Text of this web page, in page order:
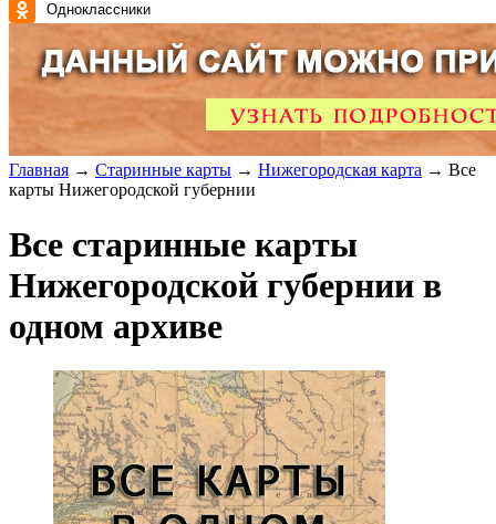
Одноклассники
Главная → Старинные карты → Нижегородская карта → Все
карты Нижегородской губернии
Все старинные карты
Нижегородской губернии в
одном архиве